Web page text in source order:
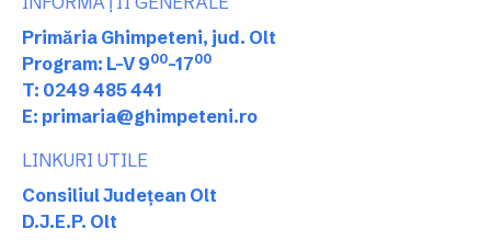
Primăria Ghimpeteni, jud. Olt
Program: L-V 900-1700
T: 0249 485 441
E: primaria@ghimpeteni.ro
LINKURI UTILE
Consiliul Județean Olt
D.J.E.P. Olt